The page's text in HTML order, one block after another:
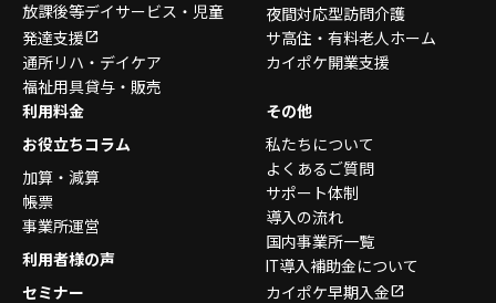
放課後等デイサービス・ 児童
発達支援
通所リハ・デイケア
福祉用具貸与・販売
夜間対応型訪問介護
サ高住・有料老人ホーム
カイポケ開業支援
利用料金
お役立ちコラム
加算・減算
帳票
事業所運営
利用者様の声
セミナー
その他
私たちについて
よくあるご質問
サポート体制
導入の流れ
国内事業所一覧
IT導入補助金について
カイポケ早期入金